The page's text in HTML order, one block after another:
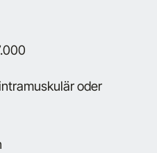
oder